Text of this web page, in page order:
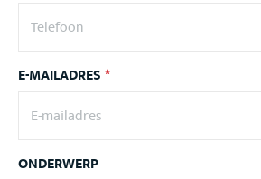
E-MAILADRES*
ONDERWERP